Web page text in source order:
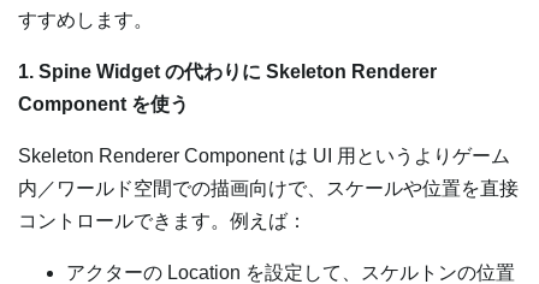
すすめします。
1. Spine Widget の代わりに Skeleton Renderer
Component を使う
Skeleton Renderer Component は UI 用というよりゲーム
内／ワールド空間での描画向けで、スケールや位置を直接
コントロールできます。例えば：
アクターの Location を設定して、スケルトンの位置